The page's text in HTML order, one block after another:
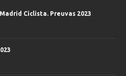
Ciclista. Preuvas 2023